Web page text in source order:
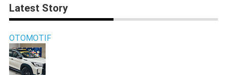
Latest Story
OTOMOTIF